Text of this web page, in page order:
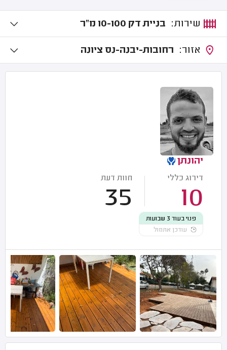
בניית דק 10-100 מ"ר
רחובות-יבנה-נס ציונה
יהונתן
דירוג כללי
10
חוות דעת
35
פנוי בעוד 3 שבועות
עודכן אתמול